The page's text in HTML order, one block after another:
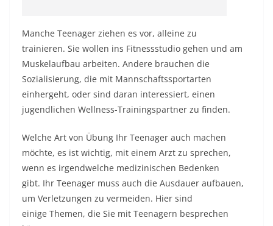
Manche Teenager ziehen es vor, alleine zu
trainieren. Sie wollen ins Fitnessstudio gehen und am
Muskelaufbau arbeiten. Andere brauchen die
Sozialisierung, die mit Mannschaftssportarten
einhergeht, oder sind daran interessiert, einen
jugendlichen Wellness-Trainingspartner zu finden.
Welche Art von Übung Ihr Teenager auch machen
möchte, es ist wichtig, mit einem Arzt zu sprechen,
wenn es irgendwelche medizinischen Bedenken
gibt. Ihr Teenager muss auch die Ausdauer aufbauen,
um Verletzungen zu vermeiden. Hier sind
einige Themen, die Sie mit Teenagern besprechen